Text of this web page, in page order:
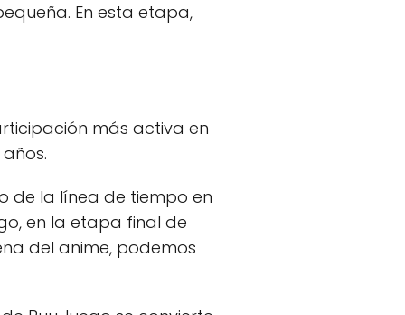
En esta etapa,
más activa en
de la línea de tiempo en
en la etapa final de
del anime, podemos